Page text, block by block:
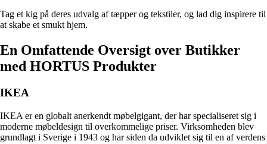
Tag et kig på deres udvalg af tæpper og tekstiler, og lad dig inspirere til
at skabe et smukt hjem.
En Omfattende Oversigt over Butikker
med HORTUS Produkter
IKEA
IKEA er en globalt anerkendt møbelgigant, der har specialiseret sig i
moderne møbeldesign til overkommelige priser. Virksomheden blev
grundlagt i Sverige i 1943 og har siden da udviklet sig til en af verdens